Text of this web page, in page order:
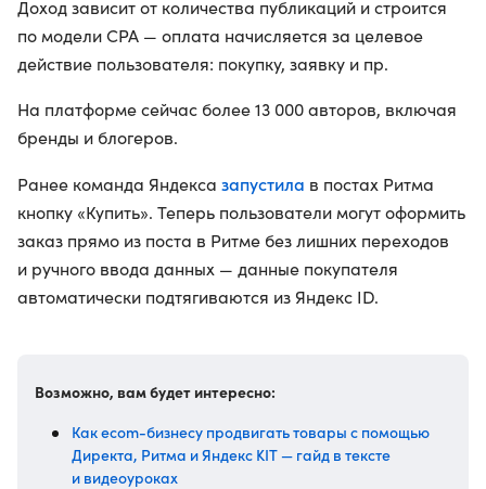
Доход зависит от количества публикаций и строится
по модели CPA — оплата начисляется за целевое
действие пользователя: покупку, заявку и пр.
На платформе сейчас более 13 000 авторов, включая
бренды и блогеров.
Ранее команда Яндекса запустила в постах Ритма
кнопку «Купить». Теперь пользователи могут оформить
заказ прямо из поста в Ритме без лишних переходов
и ручного ввода данных — данные покупателя
автоматически подтягиваются из Яндекс ID.
Возможно, вам будет интересно:
Как ecom-бизнесу продвигать товары с помощью
Директа, Ритма и Яндекс KIT — гайд в тексте
и видеоуроках